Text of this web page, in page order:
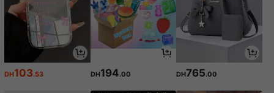
DH103.53 DH194.00 DH765.00